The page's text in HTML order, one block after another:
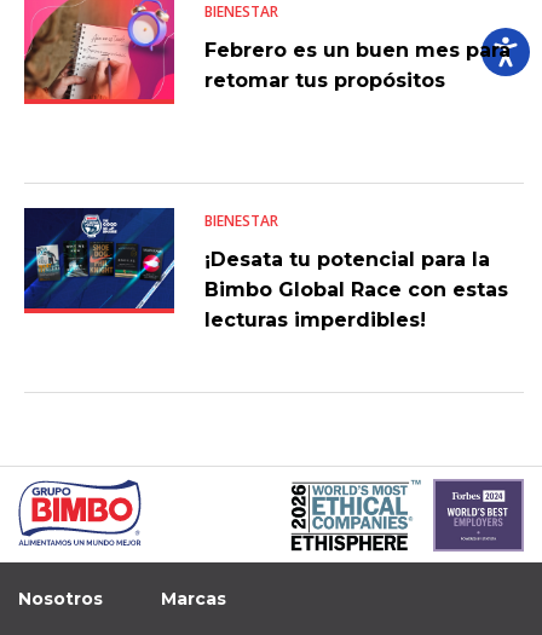
BIENESTAR
Febrero es un buen mes para
retomar tus propósitos
BIENESTAR
¡Desata tu potencial para la
Bimbo Global Race con estas
lecturas imperdibles!
Nosotros Marcas